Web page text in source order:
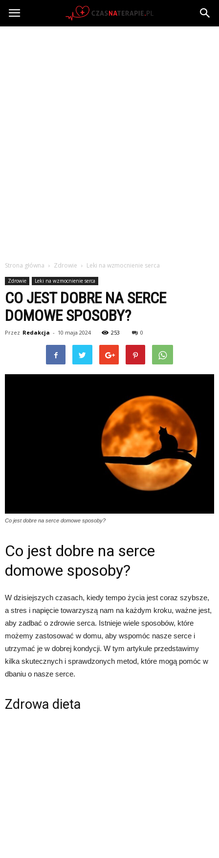
Czasnaterapie.pl
Strona główna Zdrowie Leki na wzmocnienie serca
Zdrowie Leki na wzmocnienie serca
CO JEST DOBRE NA SERCE
DOMOWE SPOSOBY?
Przez Redakcja - 10 maja 2024 253 0
Co jest dobre na serce domowe sposoby?
Co jest dobre na serce
domowe sposoby?
W dzisiejszych czasach, kiedy tempo życia jest coraz szybsze,
a stres i napięcie towarzyszą nam na każdym kroku, ważne jest,
aby zadbać o zdrowie serca. Istnieje wiele sposobów, które
możemy zastosować w domu, aby wspomóc nasze serce i
utrzymać je w dobrej kondycji. W tym artykule przedstawimy
kilka skutecznych i sprawdzonych metod, które mogą pomóc w
dbaniu o nasze serce.
Zdrowa dieta